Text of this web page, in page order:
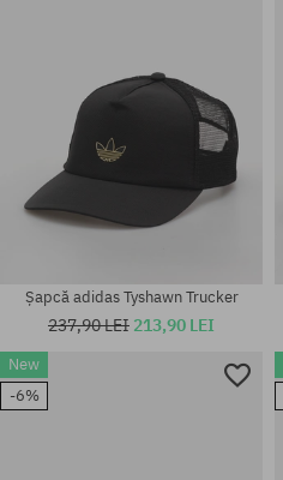
Mărimi existente:
Șapcă adidas Tyshawn Trucker
237,90 LEI 213,90 LEI
New
-6%